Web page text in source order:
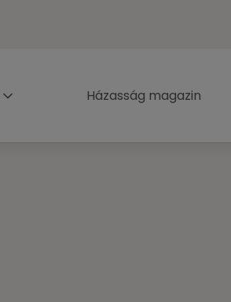
Házasság magazin